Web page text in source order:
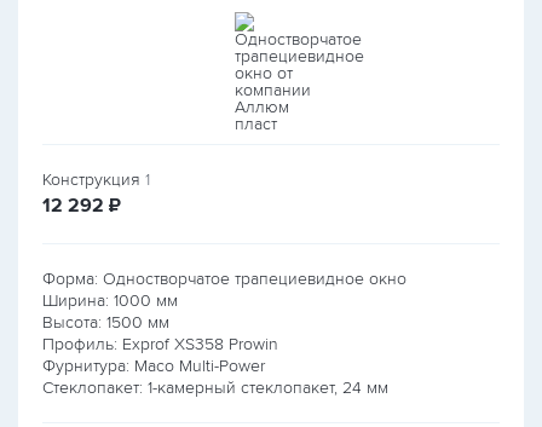
Конструкция 1
12 292 руб.
₽
Форма: Одностворчатое трапециевидное окно
Ширина: 1000 мм
Высота: 1500 мм
Профиль: Exprof XS358 Prowin
Фурнитура: Maco Multi-Power
Стеклопакет: 1-камерный стеклопакет, 24 мм